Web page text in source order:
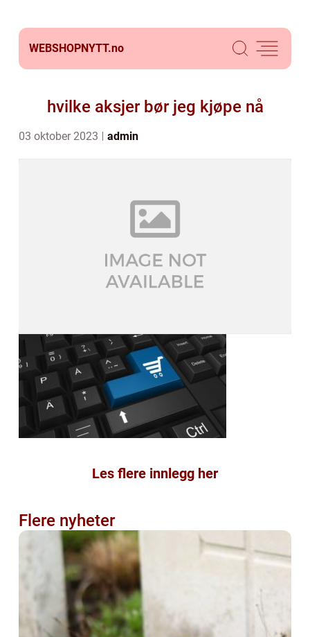
WEBSHOPNYTT.no
hvilke aksjer bør jeg kjøpe nå
03 oktober 2023 admin
Les flere innlegg her
Flere nyheter